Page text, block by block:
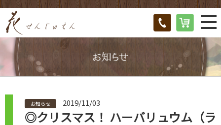
お知らせ 2019/11/03
◎クリスマス！ ハーバリュウム（ラ